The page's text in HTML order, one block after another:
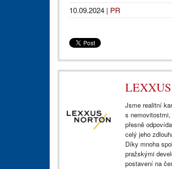
10.09.2024 | PR
Jsme realitní
s
přesně
celý jeho
Díky mnoha
pražskými
postavení na